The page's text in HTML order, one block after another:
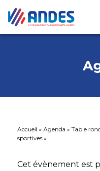
Accueil » Agenda » Table
sportives »
Cet évènement est